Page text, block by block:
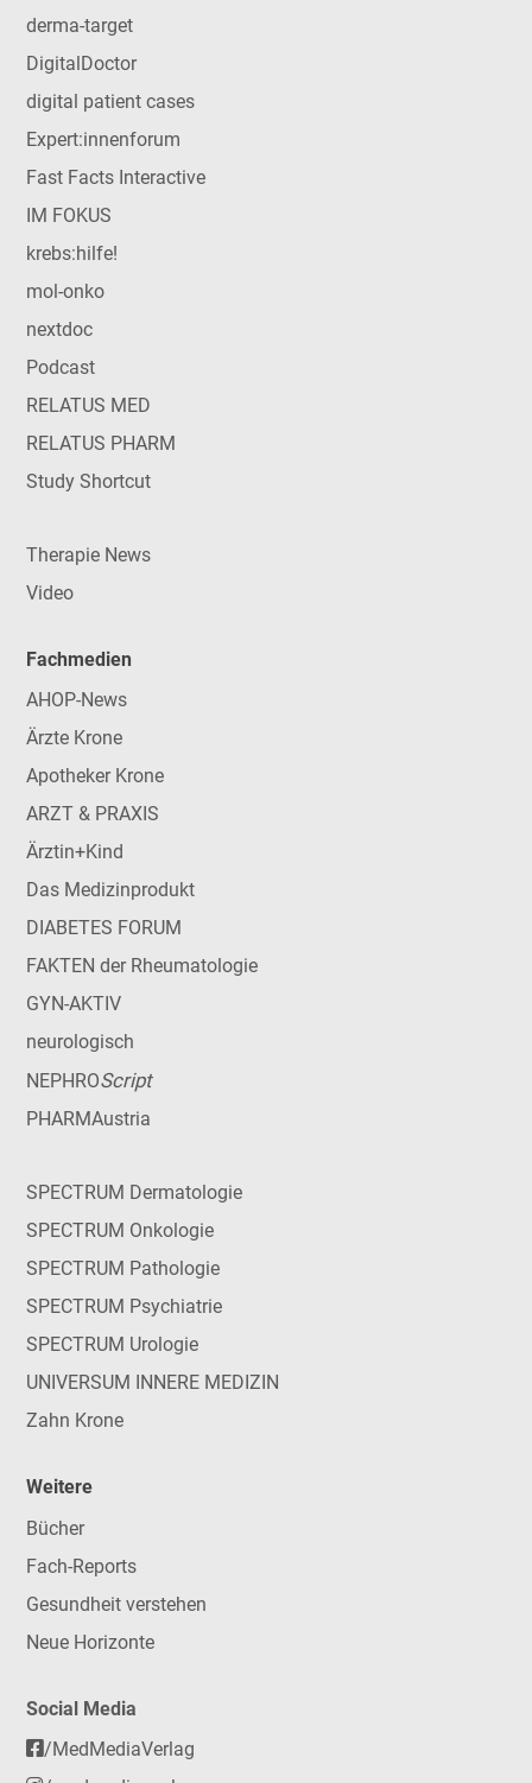
derma-target
DigitalDoctor
digital patient cases
Expert:innenforum
Fast Facts Interactive
IM FOKUS
krebs:hilfe!
mol-onko
nextdoc
Podcast
RELATUS MED
RELATUS PHARM
Study Shortcut
Therapie News
Video
Fachmedien
AHOP-News
Ärzte Krone
Apotheker Krone
ARZT & PRAXIS
Ärztin+Kind
Das Medizinprodukt
DIABETES FORUM
FAKTEN der Rheumatologie
GYN-AKTIV
neurologisch
NEPHROScript
PHARMAustria
SPECTRUM Dermatologie
SPECTRUM Onkologie
SPECTRUM Pathologie
SPECTRUM Psychiatrie
SPECTRUM Urologie
UNIVERSUM INNERE MEDIZIN
Zahn Krone
Weitere
Bücher
Fach-Reports
Gesundheit verstehen
Neue Horizonte
Social Media
/MedMediaVerlag